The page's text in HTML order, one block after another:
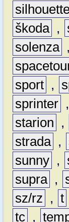
škoda ,
solenza ,
sport ,
sprinter ,
starion
,
strada ,
sunny ,
supra ,
sz/rz
, t
tc ,